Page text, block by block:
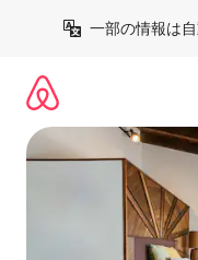
一部の情報は